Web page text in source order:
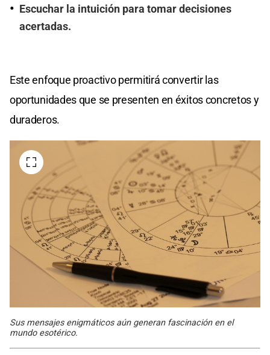
Escuchar la intuición para tomar decisiones
acertadas.
Este enfoque proactivo permitirá convertir las
oportunidades que se presenten en éxitos concretos y
duraderos.
Sus mensajes enigmáticos aún generan fascinación en el
mundo esotérico.